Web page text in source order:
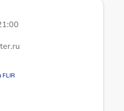
FLIR